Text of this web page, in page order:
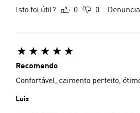
Isto foi útil? 0 0
Recomendo
Confortável, caimento perfeito,
Luiz